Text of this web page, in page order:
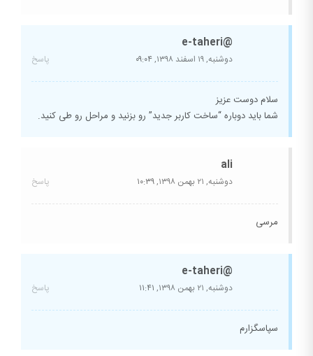
@e-taheri
دوشنبه, ۱۹ اسفند ۱۳۹۸, ۰۹:۰۴ پاسخ
سلام دوست عزیز
شما باید دوباره “ساخت کاربر جدید” رو بزنید و مراحل رو طی کنید.
ali
دوشنبه, ۲۱ بهمن ۱۳۹۸, ۱۰:۳۹ پاسخ
مرسی
@e-taheri
دوشنبه, ۲۱ بهمن ۱۳۹۸, ۱۱:۴۱ پاسخ
سپاسگزارم